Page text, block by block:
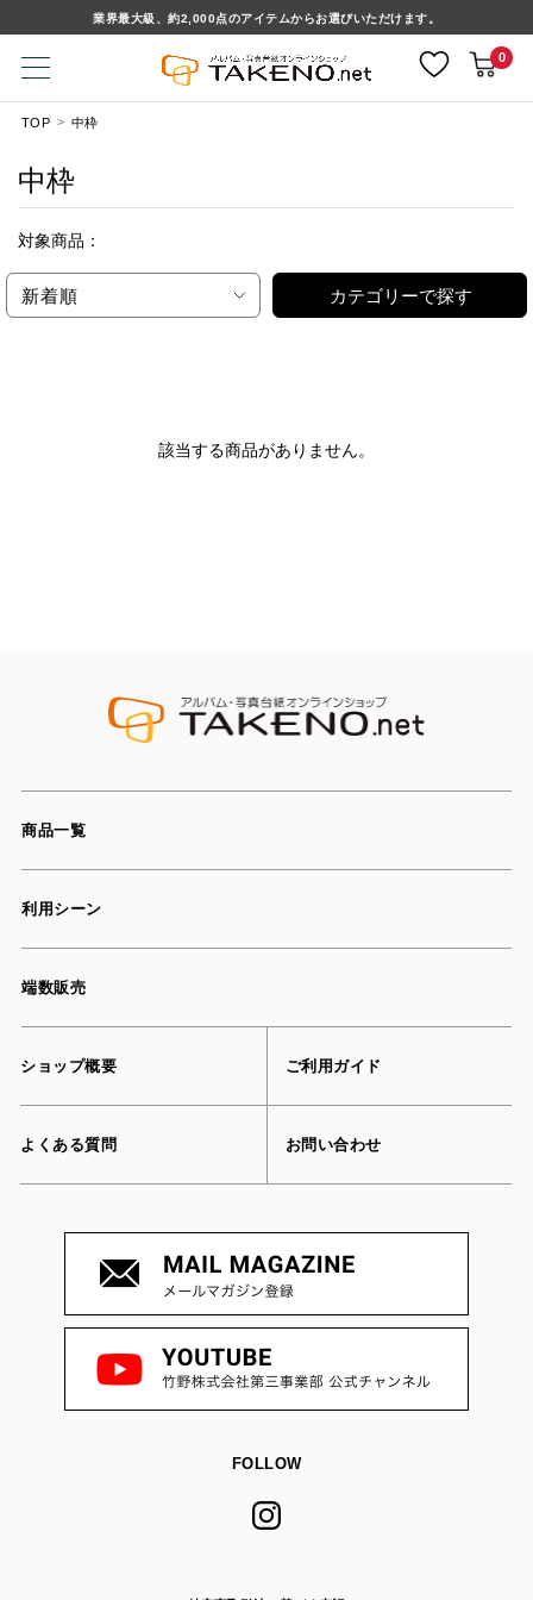
業界最大級、約2,000点のアイテムからお選びいただけます。
0
TOP 中枠
中枠
対象商品：
新着順 カテゴリーで探す
該当する商品がありません。
商品一覧
利用シーン
端数販売
ショップ概要 ご利用ガイド
よくある質問 お問い合わせ
FOLLOW